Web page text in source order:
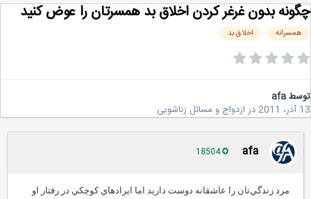
بدون غرغر كردن اخلاق بد همسرتان را عوض كنيد
اخلاق بد
afa
درازدواج و مسائل زناشویی
afa
مرد زندگي‌تان را عاشقانه دوست داريد اما ايرادهاي كوچكي در رفتار او